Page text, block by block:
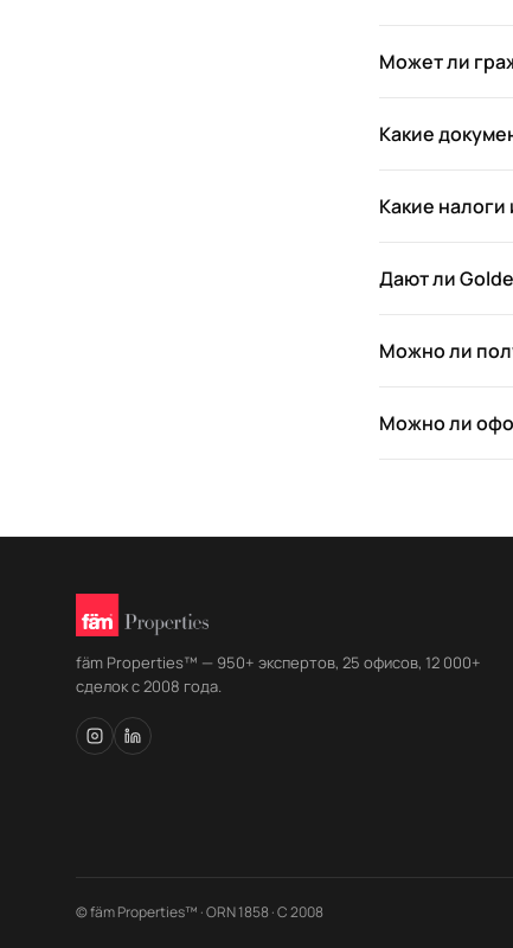
Может ли
Какие
Какие налоги
Дают ли
Можно ли
Можно ли
fäm Properties™ — 950+ экспертов, 25 офисов, 12 000+
сделок с 2008 года.
© fäm Properties™ · ORN 1858 · С 2008